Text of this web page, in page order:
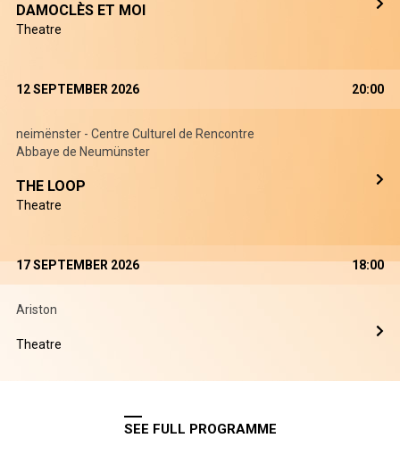
DAMOCLÈS ET MOI
Theatre
12 SEPTEMBER 2026 20:00
neimënster - Centre Culturel de Rencontre
Abbaye de Neumünster
THE LOOP
Theatre
17 SEPTEMBER 2026 18:00
Ariston
Theatre
SEE FULL PROGRAMME